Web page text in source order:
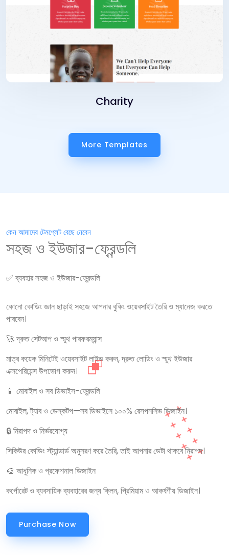
Charity
More Templates
কেন আমাদের টেমপ্লেট বেছে নেবেন
সহজ ও ইউজার-ফ্রেন্ডলি
✅ ব্যবহার সহজ ও ইউজার-ফ্রেন্ডলি
কোনো কোডিং জ্ঞান ছাড়াই সহজে আপনার বুকিং ওয়েবসাইট তৈরি ও ম্যানেজ করতে
পারবেন।
🚀 দ্রুত সেটআপ ও স্মুথ পারফরম্যান্স
মাত্র কয়েক মিনিটেই ওয়েবসাইট লাইভ করুন, দ্রুত লোডিং ও স্মুথ ইউজার
এক্সপেরিয়েন্স উপভোগ করুন।
📱 মোবাইল ও সব ডিভাইস-ফ্রেন্ডলি
মোবাইল, ট্যাব ও ডেস্কটপ—সব ডিভাইসে ১০০% রেসপনসিভ ডিজাইন।
🔒 নিরাপদ ও নির্ভরযোগ্য
সিকিউর কোডিং স্ট্যান্ডার্ড অনুসরণ করে তৈরি, তাই আপনার ডেটা থাকবে নিরাপদ।
🎨 আধুনিক ও প্রফেশনাল ডিজাইন
কর্পোরেট ও ব্যবসায়িক ব্যবহারের জন্য ক্লিন, প্রিমিয়াম ও আকর্ষণীয় ডিজাইন।
Purchase Now